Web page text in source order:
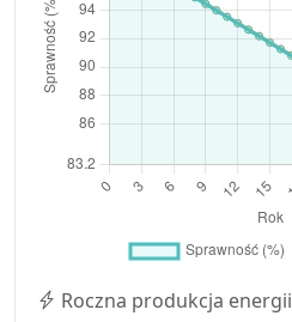
Roczna produkcja energii